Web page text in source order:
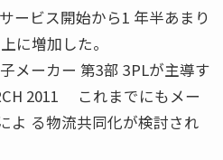
ービス開始から1 年半あまり
に増加した。
カー 第3部 3PLが主導す
2011 これまでにもメー
よ る物流共同化が検討され